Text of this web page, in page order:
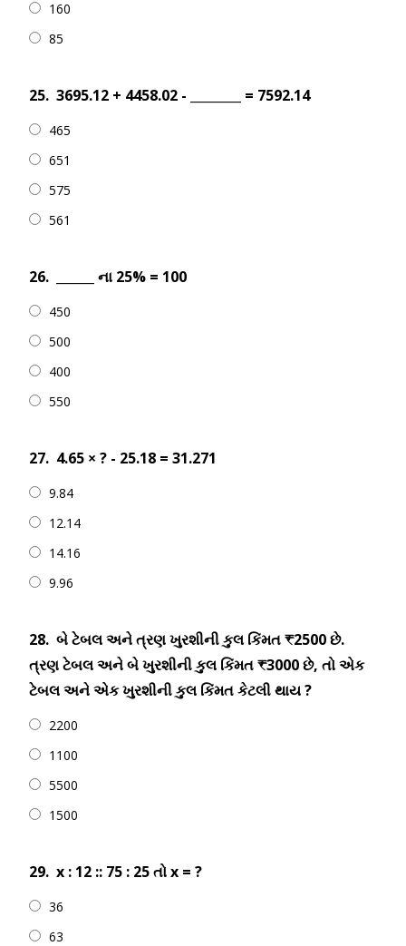
160
85
25. 3695.12 + 4458.02 - ________ = 7592.14
465
651
575
561
26. ______ ના 25% = 100
450
500
400
550
27. 4.65 × ? - 25.18 = 31.271
9.84
12.14
14.16
9.96
28. બે ટેબલ અને ત્રણ ખુરશીની કુલ કિંમત ₹2500 છે.
ત્રણ ટેબલ અને બે ખુરશીની કુલ કિંમત ₹3000 છે, તો એક
ટેબલ અને એક ખુરશીની કુલ કિંમત કેટલી થાય ?
2200
1100
5500
1500
29. x : 12 :: 75 : 25 તો x = ?
36
63